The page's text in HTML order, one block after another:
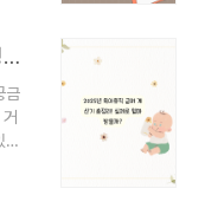
는
2025년 육아휴직 급여 계산기 총정리! 실제로 얼마 받을까?
금
는